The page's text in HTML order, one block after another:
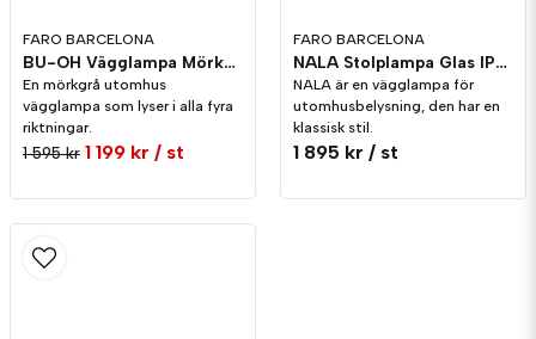
FARO BARCELONA
BU-OH Vägglampa Mörkgrå IP65
En mörkgrå utomhus
vägglampa som lyser i alla fyra
riktningar.
1 595 kr 1 199 kr / st
FARO BARCELONA
NALA Stolplampa Glas IP54
NALA är en vägglampa för
utomhusbelysning, den har en
klassisk stil.
1 895 kr / st